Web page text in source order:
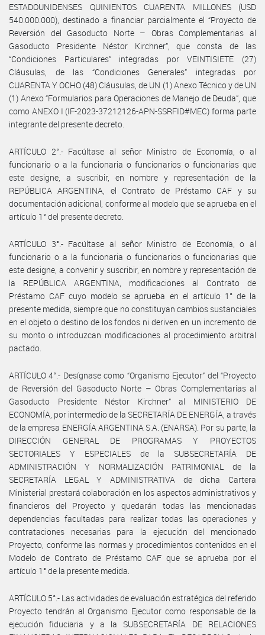
ESTADOUNIDENSES QUINIENTOS CUARENTA MILLONES (USD
540.000.000), destinado a financiar parcialmente el “Proyecto de
Reversión del Gasoducto Norte – Obras Complementarias al
Gasoducto Presidente Néstor Kirchner”, que consta de las
“Condiciones Particulares” integradas por VEINTISIETE (27)
Cláusulas, de las “Condiciones Generales” integradas por
CUARENTA Y OCHO (48) Cláusulas, de UN (1) Anexo Técnico y de UN
(1) Anexo “Formularios para Operaciones de Manejo de Deuda”, que
como ANEXO I (IF-2023-37212126-APN-SSRFID#MEC) forma parte
integrante del presente decreto.
ARTÍCULO 2°.- Facúltase al señor Ministro de Economía, o al
funcionario o a la funcionaria o funcionarios o funcionarias que
este designe, a suscribir, en nombre y representación de la
REPÚBLICA ARGENTINA, el Contrato de Préstamo CAF y su
documentación adicional, conforme al modelo que se aprueba en el
artículo 1° del presente decreto.
ARTÍCULO 3°.- Facúltase al señor Ministro de Economía, o al
funcionario o a la funcionaria o funcionarios o funcionarias que
este designe, a convenir y suscribir, en nombre y representación de
la REPÚBLICA ARGENTINA, modificaciones al Contrato de
Préstamo CAF cuyo modelo se aprueba en el artículo 1° de la
presente medida, siempre que no constituyan cambios sustanciales
en el objeto o destino de los fondos ni deriven en un incremento de
su monto o introduzcan modificaciones al procedimiento arbitral
pactado.
ARTÍCULO 4°.- Desígnase como “Organismo Ejecutor” del “Proyecto
de Reversión del Gasoducto Norte – Obras Complementarias al
Gasoducto Presidente Néstor Kirchner” al MINISTERIO DE
ECONOMÍA, por intermedio de la SECRETARÍA DE ENERGÍA, a través
de la empresa ENERGÍA ARGENTINA S.A. (ENARSA). Por su parte, la
DIRECCIÓN GENERAL DE PROGRAMAS Y PROYECTOS
SECTORIALES Y ESPECIALES de la SUBSECRETARÍA DE
ADMINISTRACIÓN Y NORMALIZACIÓN PATRIMONIAL de la
SECRETARÍA LEGAL Y ADMINISTRATIVA de dicha Cartera
Ministerial prestará colaboración en los aspectos administrativos y
financieros del Proyecto y quedarán todas las mencionadas
dependencias facultadas para realizar todas las operaciones y
contrataciones necesarias para la ejecución del mencionado
Proyecto, conforme las normas y procedimientos contenidos en el
Modelo de Contrato de Préstamo CAF que se aprueba por el
artículo 1° de la presente medida.
ARTÍCULO 5°.- Las actividades de evaluación estratégica del referido
Proyecto tendrán al Organismo Ejecutor como responsable de la
ejecución fiduciaria y a la SUBSECRETARÍA DE RELACIONES